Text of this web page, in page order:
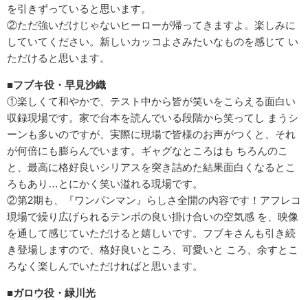
を引きずっていると思います。
②ただ強いだけじゃないヒーローが帰ってきますよ。楽しみに
していてください。新しいカッコよさみたいなものを感じて い
ただけると思います。
■フブキ役・早見沙織
①楽しくて和やかで、テスト中から皆が笑いをこらえる面白い
収録現場です。家で台本を読んでいる段階から笑ってし まうシ
ーンも多いのですが、実際に現場で皆様のお声がつくと、それ
が何倍にも膨らんでいます。ギャグなところはも ちろんのこ
と、最高に格好良いシリアスを突き詰めた結果面白くなるとこ
ろもあり…とにかく笑い溢れる現場です。
②第2期も、『ワンパンマン』らしさ全開の内容です！アフレコ
現場で繰り広げられるテンポの良い掛け合いの空気感 を、映像
を通して感じていただけると嬉しいです。フブキさんも引き続
き登場しますので、格好良いところ、可愛いと ころ、余すとこ
ろなく楽しんでいただければと思います。
■ガロウ役・緑川光